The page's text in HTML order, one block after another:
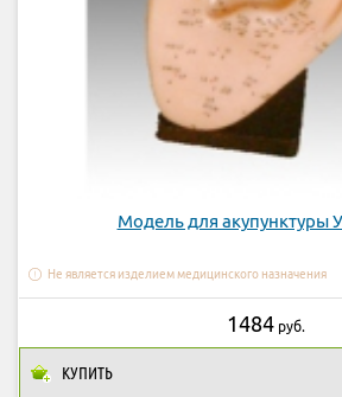
Не является изделием медицинского назначения
1484 руб.
КУПИТЬ